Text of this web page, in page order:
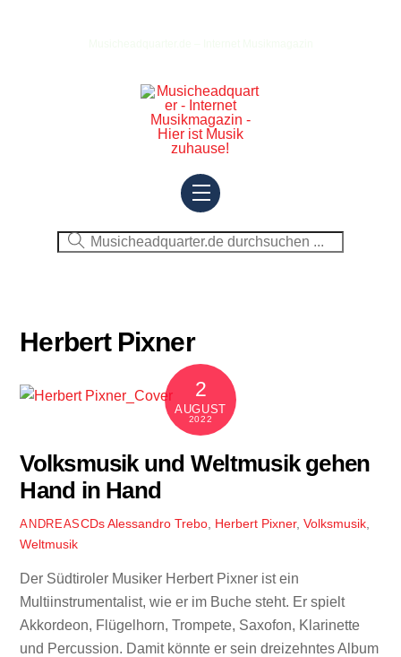
Menu
Herbert Pixner
2
AUGUST
2022
Volksmusik und Weltmusik gehen
Hand in Hand
ANDREASCDsAlessandro Trebo, Herbert Pixner, Volksmusik,
Weltmusik
Der Südtiroler Musiker Herbert Pixner ist ein
Multiinstrumentalist, wie er im Buche steht. Er spielt
Akkordeon, Flügelhorn, Trompete, Saxofon, Klarinette
und Percussion. Damit könnte er sein dreizehntes Album